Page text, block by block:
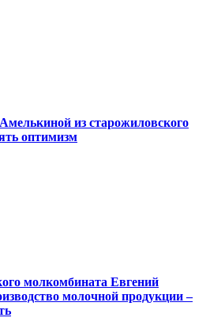
из старожиловского
оптимизм
молкомбината Евгений
молочной продукции –